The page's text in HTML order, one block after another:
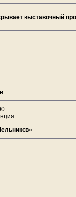
выставочный